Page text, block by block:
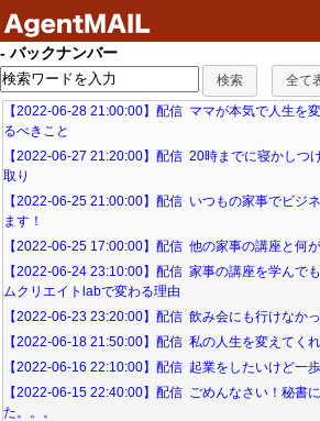
- バックナンバー
【2022-06-28 21:00:00】配信 ママが本気で人生を
るべきこと
【2022-06-27 21:20:00】配信 20時までに寝かしつ
取り
【2022-06-25 21:00:00】配信 いつもの家事でビジ
ます！
【2022-06-25 17:00:00】配信 他の家事の講座と何
【2022-06-24 23:10:00】配信 家事の講座を学んで
ムクリエイトlabで変わる理由
【2022-06-23 23:20:00】配信 飲み会にも行けなか
【2022-06-18 21:50:00】配信 私の人生を変えてく
【2022-06-16 22:10:00】配信 起業をしたいけど一
【2022-06-15 22:40:00】配信 ごめんなさい！秘書
た。。。